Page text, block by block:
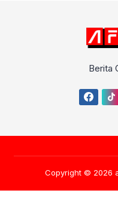
Berita
Copyright © 2026